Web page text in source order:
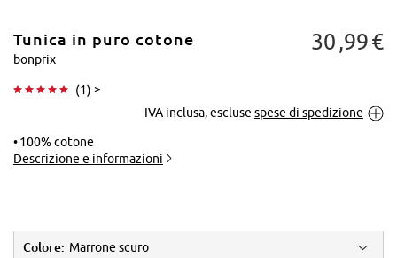
Tocca per
Tunica in puro cotone
bonprix
(1) >
30 99€
IVA inclusa, escluse spese di spedizione
100% cotone
Descrizione e informazioni
Colore: Marrone scuro